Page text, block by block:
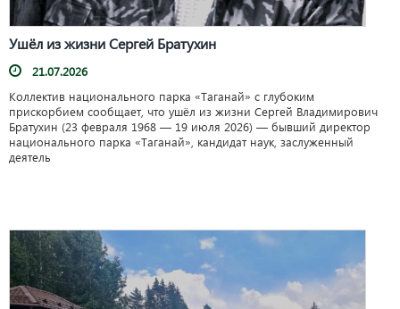
Ушёл из жизни Сергей Братухин
21.07.2026
Коллектив национального парка «Таганай» с глубоким
прискорбием сообщает, что ушёл из жизни Сергей Владимирович
Братухин (23 февраля 1968 — 19 июля 2026) — бывший директор
национального парка «Таганай», кандидат наук, заслуженный
деятель